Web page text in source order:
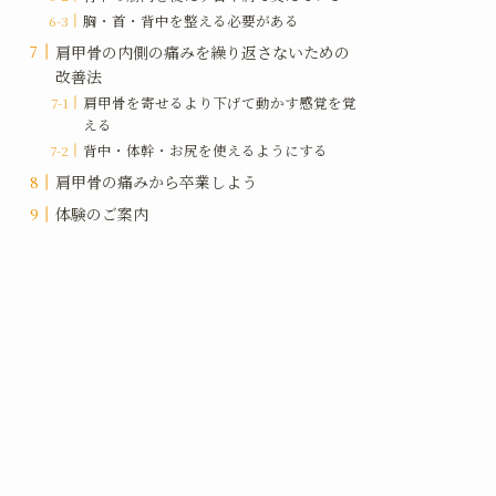
胸・首・背中を整える必要がある
肩甲骨の内側の痛みを繰り返さないための
改善法
肩甲骨を寄せるより下げて動かす感覚を覚
える
背中・体幹・お尻を使えるようにする
肩甲骨の痛みから卒業しよう
体験のご案内